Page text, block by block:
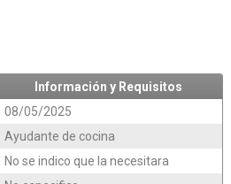
Información y Requisitos
08/05/2025
Ayudante de cocina
No se indico que la necesitara